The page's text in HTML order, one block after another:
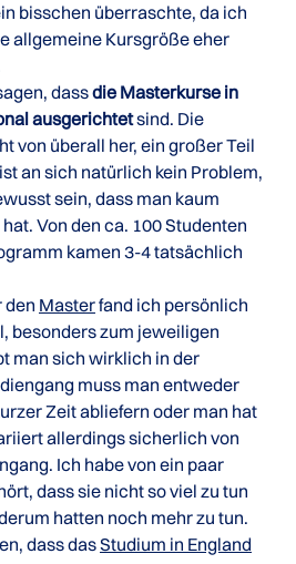
bisschen überraschte, da ich
allgemeine Kursgröße eher
dassdie Masterkurse in
ausgerichtetsind. Die
von überall her, ein großer Teil
an sich natürlich kein Problem,
sein, dass man kaum
Von den ca. 100 Studenten
kamen 3-4 tatsächlich
den Masterfand ich persönlich
besonders zum jeweiligen
man sich wirklich in der
muss man entweder
Zeit abliefern oder man hat
allerdings sicherlich von
Ich habe von ein paar
dass sie nicht so viel zu tun
hatten noch mehr zu tun.
dass dasStudium in England